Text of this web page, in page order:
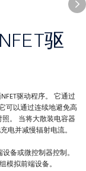
驱
驱动程序。 它通过
可以通过连续地避免高
。 当将大散装电容器
电并减慢辐射电流。
备或微控制器控制。
模拟前端设备。